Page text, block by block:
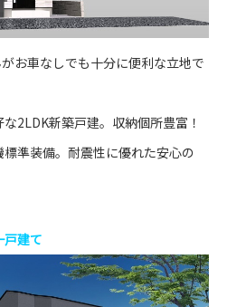
お車なしでも十分に便利な立地で
2LDK新築戸建。収納個所豊富！
準装備。耐震性に優れた安心の
戸建て